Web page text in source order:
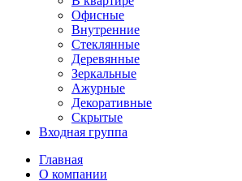
Офисные
Внутренние
Стеклянные
Деревянные
Зеркальные
Ажурные
Декоративные
Скрытые
Входная группа
Главная
О компании